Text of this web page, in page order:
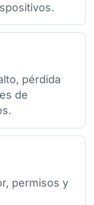
pérdida
de
permisos y